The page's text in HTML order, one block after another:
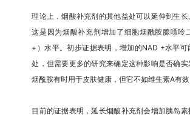
理论上，烟酸补充剂的其他益处可以延伸到生长
这是因为烟酸补充剂增加了细胞烟酰胺腺嘌呤
+）水平。初步证据表明，增加的NAD +水平可
处，但需要更多的研究来确定这种影响是否确
烟酰胺有时用于皮肤健康，但它不如维生素A有效
目前的证据表明，延长烟酸补充剂会增加胰岛